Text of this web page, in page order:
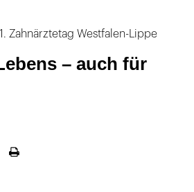
Zahnärztetag Westfalen-Lippe
– auch für
Seite